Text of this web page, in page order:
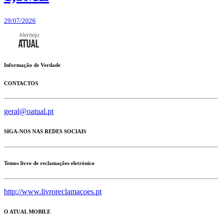
29/07/2026
Informação de Verdade
CONTACTOS
geral@oatual.pt
SIGA-NOS NAS REDES SOCIAIS
Temos livro de reclamações eletrónico
http://www.livroreclamacoes.pt
O ATUAL MOBILE